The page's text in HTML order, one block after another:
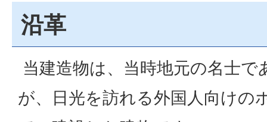
沿革
当建造物は、当時地元の名士で
が、日光を訪れる外国人向けの